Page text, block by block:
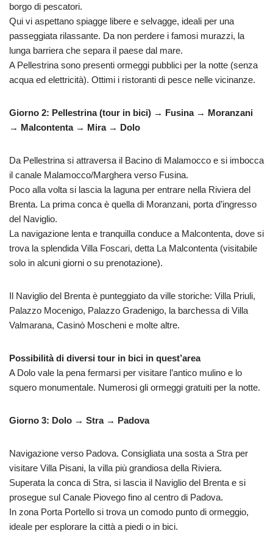
borgo di pescatori.
Qui vi aspettano spiagge libere e selvagge, ideali per una
passeggiata rilassante. Da non perdere i famosi murazzi, la
lunga barriera che separa il paese dal mare.
A Pellestrina sono presenti ormeggi pubblici per la notte (senza
acqua ed elettricità). Ottimi i ristoranti di pesce nelle vicinanze.
Giorno 2: Pellestrina (tour in bici) → Fusina → Moranzani
→ Malcontenta → Mira → Dolo
Da Pellestrina si attraversa il Bacino di Malamocco e si imbocca
il canale Malamocco/Marghera verso Fusina.
Poco alla volta si lascia la laguna per entrare nella Riviera del
Brenta. La prima conca è quella di Moranzani, porta d’ingresso
del Naviglio.
La navigazione lenta e tranquilla conduce a Malcontenta, dove si
trova la splendida Villa Foscari, detta La Malcontenta (visitabile
solo in alcuni giorni o su prenotazione).
Il Naviglio del Brenta è punteggiato da ville storiche: Villa Priuli,
Palazzo Mocenigo, Palazzo Gradenigo, la barchessa di Villa
Valmarana, Casinò Moscheni e molte altre.
Possibilità di diversi tour in bici in quest’area
A Dolo vale la pena fermarsi per visitare l’antico mulino e lo
squero monumentale. Numerosi gli ormeggi gratuiti per la notte.
Giorno 3: Dolo → Stra → Padova
Navigazione verso Padova. Consigliata una sosta a Stra per
visitare Villa Pisani, la villa più grandiosa della Riviera.
Superata la conca di Stra, si lascia il Naviglio del Brenta e si
prosegue sul Canale Piovego fino al centro di Padova.
In zona Porta Portello si trova un comodo punto di ormeggio,
ideale per esplorare la città a piedi o in bici.